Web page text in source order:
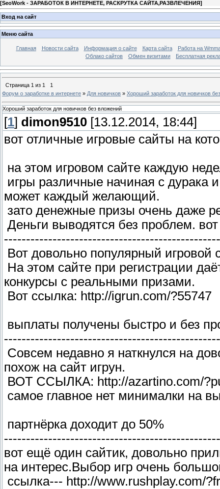
[SeoWork - ЗАРАБОТОК В ИНТЕРНЕТЕ, РАСКРУТКА САЙТА,РАЗВЛЕЧЕНИЯ]
Вход на сайт
Меню сайта
Главная Новости сайта Информация о сайте Карта сайта
Работа на
Облако сайтов
Обмен визитами Бесплатная
Страница 1 из 1
1
Форум о заработке в интернете » Для новичков » Хороший заработок для новичков
Хороший заработок для новичков без вложений
[1] dimon9510 [13.12.2014, 18:44]
вот отличные игровые сайты на
на этом игровом сайте каждую
игры различные начиная с дурака
может каждый желающий.
зато денежные призы очень даже
Деньги выводятся без проблем.
Вот довольно популярный
На этом сайте при регистрации
конкурсы с реальными призами.
Вот ссылка: http://igrun.com/?55747
выплаты получены быстро и без
Совсем недавно я наткнулся на
похож на сайт игрун.
ВОТ ССЫЛКА: http://azartino.com/
самое главное нет минималки на
партнёрка доходит до 50%
вот ещё один сайтик, довольно
на интерес.Выбор игр очень
ссылка--- http://www.rushplay.com/